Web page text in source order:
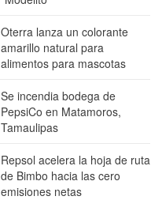
Oterra lanza un colorante
amarillo natural para
alimentos para mascotas
Se incendia bodega de
PepsiCo en Matamoros,
Tamaulipas
Repsol acelera la hoja de ruta
de Bimbo hacia las cero
emisiones netas